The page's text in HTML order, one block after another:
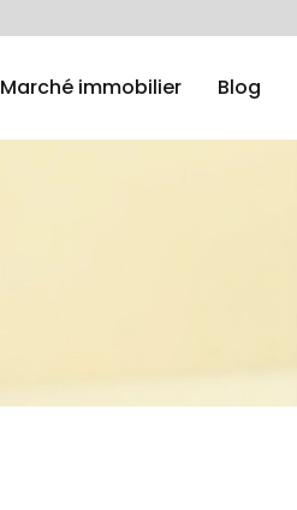
Marché immobilier Blog